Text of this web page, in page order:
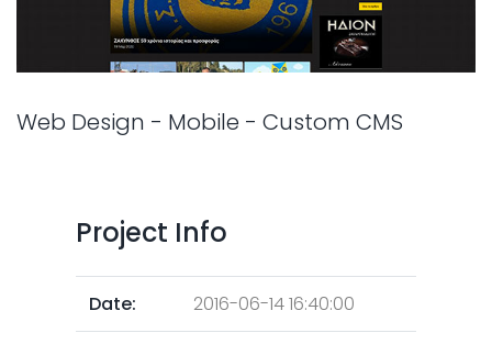
Web Design - Mobile - Custom CMS
Project Info
Date: 2016-06-14 16:40:00